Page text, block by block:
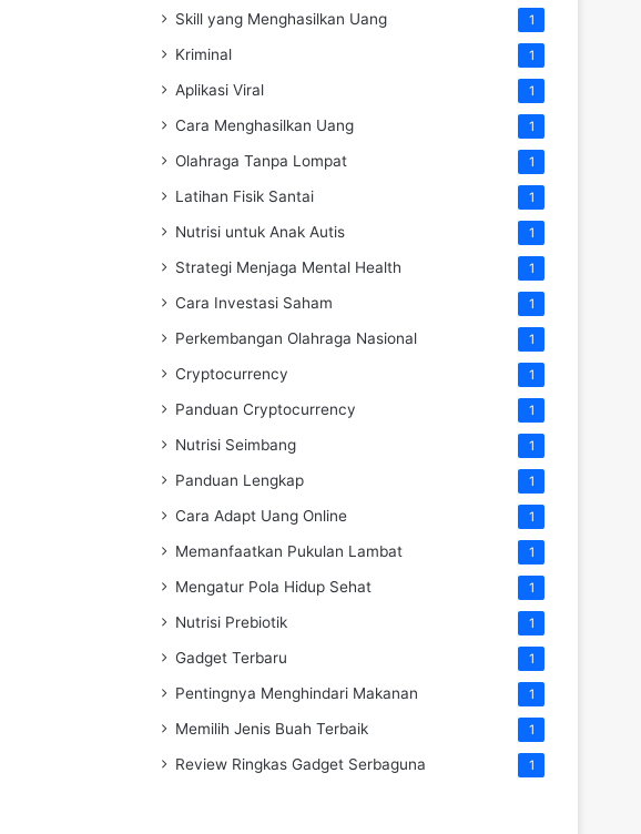
Skill yang Menghasilkan Uang 1
Kriminal 1
Aplikasi Viral 1
Cara Menghasilkan Uang 1
Olahraga Tanpa Lompat 1
Latihan Fisik Santai 1
Nutrisi untuk Anak Autis 1
Strategi Menjaga Mental Health 1
Cara Investasi Saham 1
Perkembangan Olahraga Nasional 1
Cryptocurrency 1
Panduan Cryptocurrency 1
Nutrisi Seimbang 1
Panduan Lengkap 1
Cara Adapt Uang Online 1
Memanfaatkan Pukulan Lambat 1
Mengatur Pola Hidup Sehat 1
Nutrisi Prebiotik 1
Gadget Terbaru 1
Pentingnya Menghindari Makanan 1
Memilih Jenis Buah Terbaik 1
Review Ringkas Gadget Serbaguna 1